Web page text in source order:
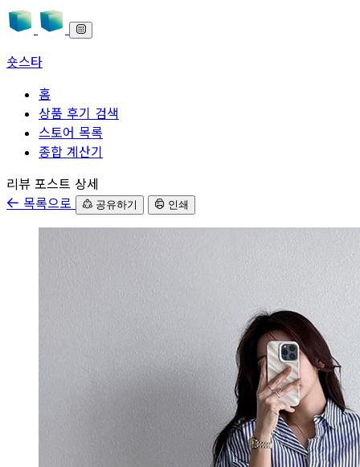
숏스타
홈
상품 후기 검색
스토어 목록
종합 계산기
본문으로 바로가기
리뷰 포스트 상세
목록으로
공유하기 인쇄